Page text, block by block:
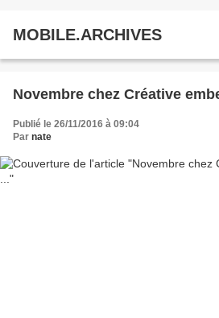
MOBILE.ARCHIVES
Novembre chez Créative
Publié le 26/11/2016 à 09:04
Par nate